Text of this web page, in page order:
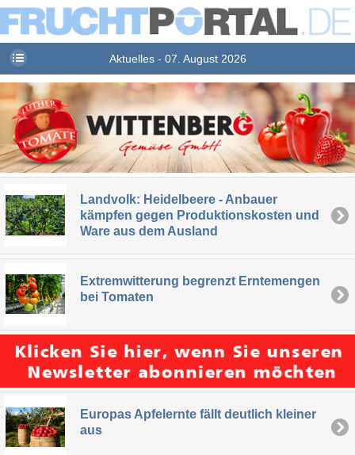
Aktuelles - 07. August 2026
Landvolk: Heidelbeere - Anbauer
kämpfen gegen Produktionskosten und
Ware aus dem Ausland
Extremwitterung begrenzt Erntemengen
bei Tomaten
Europas Apfelernte fällt deutlich kleiner
aus